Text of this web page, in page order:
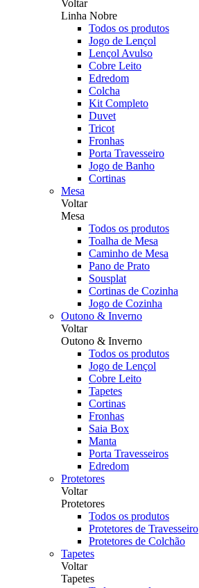
Voltar
Linha Nobre
Todos os produtos
Jogo de Lençol
Lençol Avulso
Cobre Leito
Edredom
Colcha
Kit Completo
Duvet
Tricot
Fronhas
Porta Travesseiro
Jogo de Banho
Cortinas
Mesa
Voltar
Mesa
Todos os produtos
Toalha de Mesa
Caminho de Mesa
Pano de Prato
Sousplat
Cortinas de Cozinha
Jogo de Cozinha
Outono & Inverno
Voltar
Outono & Inverno
Todos os produtos
Jogo de Lençol
Cobre Leito
Tapetes
Cortinas
Fronhas
Saia Box
Manta
Porta Travesseiros
Edredom
Protetores
Voltar
Protetores
Todos os produtos
Protetores de Travesseiro
Protetores de Colchão
Tapetes
Voltar
Tapetes